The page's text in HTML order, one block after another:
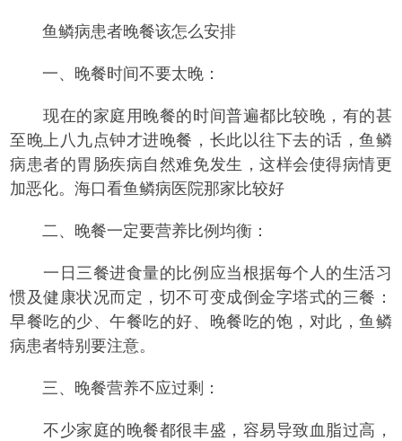
鱼鳞病患者晚餐该怎么安排
一、晚餐时间不要太晚：
现在的家庭用晚餐的时间普遍都比较晚，有的甚
至晚上八九点钟才进晚餐，长此以往下去的话，鱼鳞
病患者的胃肠疾病自然难免发生，这样会使得病情更
加恶化。海口看鱼鳞病医院那家比较好
二、晚餐一定要营养比例均衡：
一日三餐进食量的比例应当根据每个人的生活习
惯及健康状况而定，切不可变成倒金字塔式的三餐：
早餐吃的少、午餐吃的好、晚餐吃的饱，对此，鱼鳞
病患者特别要注意。
三、晚餐营养不应过剩：
不少家庭的晚餐都很丰盛，容易导致血脂过高，